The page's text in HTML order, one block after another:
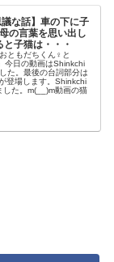
な話】車の下に子
の言葉を思い出し
子猫は・・・
ともだちくん♀と
今日の動画はShinkchi
た。最後の台詞部分は
登場します。Shinkchi
した。m(__)m動画の猫